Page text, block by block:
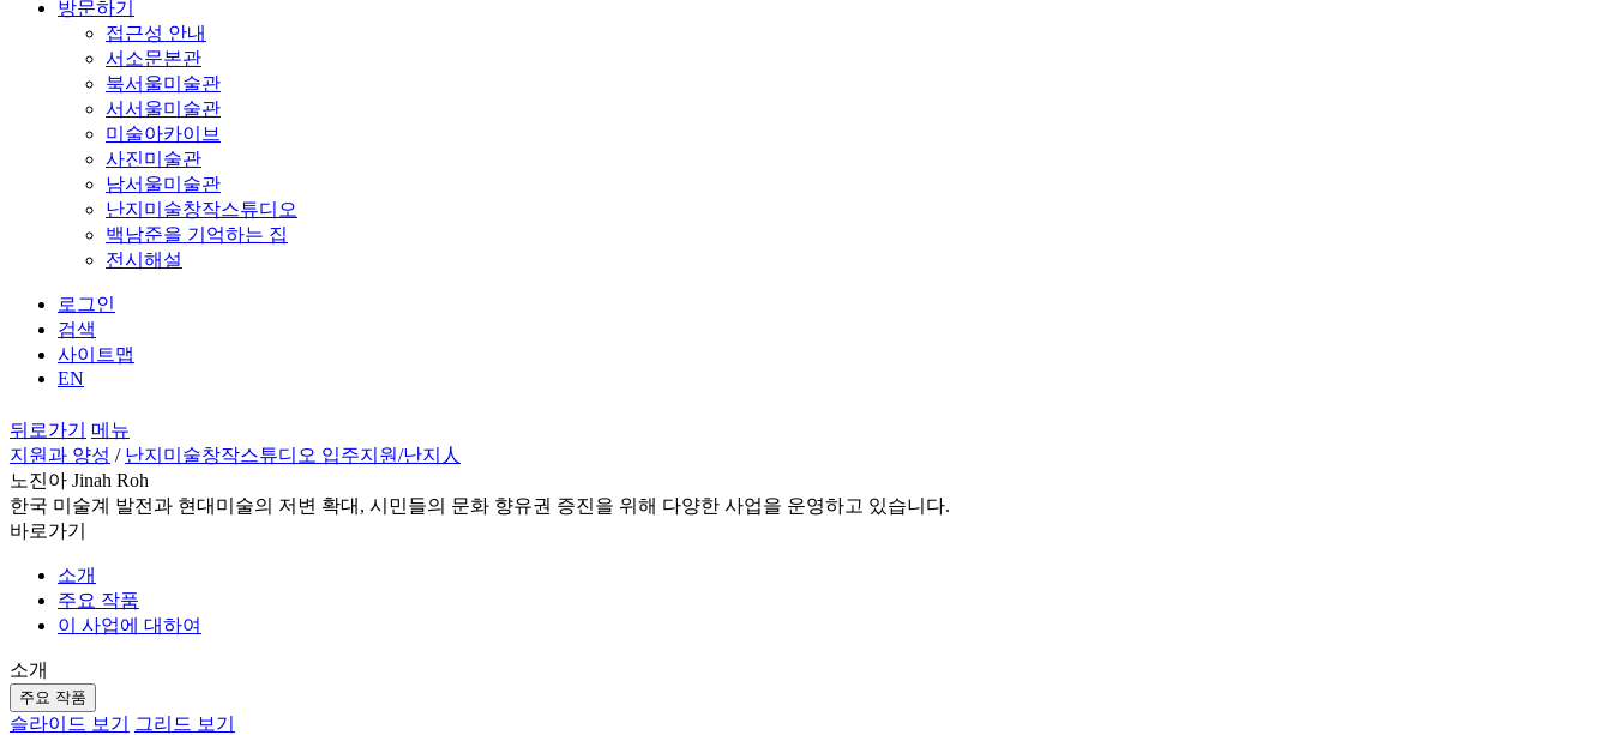
방문하기
접근성 안내
서소문본관
북서울미술관
서서울미술관
미술아카이브
사진미술관
남서울미술관
난지미술창작스튜디오
백남준을 기억하는 집
전시해설
로그인
검색
사이트맵
EN
뒤로가기
메뉴
지원과 양성 / 난지미술창작스튜디오 입주지원/난지人
노진아 Jinah Roh
한국 미술계 발전과 현대미술의 저변 확대, 시민들의 문화 향유권 증진을 위해 다양한 사업을 운영하고 있습니다.
바로가기
소개
주요 작품
이 사업에 대하여
소개
주요 작품
슬라이드 보기 그리드 보기